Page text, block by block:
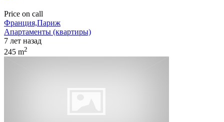
Price on call
Франция,Париж
Апартаменты (квартиры)
7 лет назад
245 m2